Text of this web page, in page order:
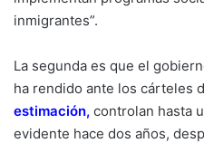
inmigrantes”.
La segunda es que el
ha rendido ante los cárteles
estimación, controlan hasta
evidente hace dos años,